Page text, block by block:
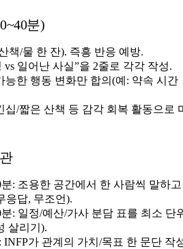
분)
책/물 한 잔). 즉흥 반응 예방.
vs 일어난 사실”을 2줄로 각각 작성.
능한 행동 변화만 합의(예: 약속 시간
십/짧은 산책 등 감각 회복 활동으로
: 조용한 공간에서 한 사람씩 말하고
응답, 무조언).
분: 일정/예산/가사 분담 표를 최소 단
살리기).
INFP가 관계의 가치/목표 한 문단 작